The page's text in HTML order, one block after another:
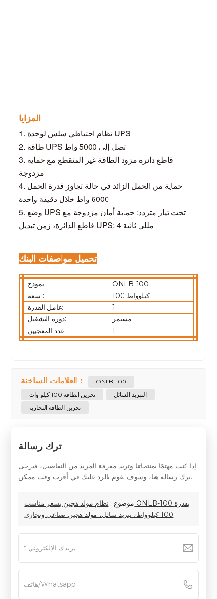
المزايا
1. نظام احتياطي سلس لوحدة UPS
2. طاقة UPS تصل إلى 5000 واط
3. قاطع دائرة مزود الطاقة غير المنقطع مع حماية
مزدوجة
4. حماية من الحمل الزائد في حالة تجاوز قدرة الحمل
5000 واط خلال دقيقة واحدة
5. وضع UPS تحت تيار متردد: حماية أمان مزدوجة مع
قاطع الدائرة، زمن تبديل UPS: 4 مللي ثانية
تحميل مواصفات البنك
نموذج:
ONLB-100
سعة :
100 كيلوواط
عامل القدرة:
1
دورة التشغيل:
مستمر
عدد المعجبين:
1
العلامات الساخنة :
ONLB-100
تخزين الطاقة 100 كيلو وات
التبريد السائل
تخزين الطاقة التجارية
ترك رسالة
إذا كنت مهتمًا بمنتجاتنا وتريد معرفة المزيد من التفاصيل، فيرجى
ترك رسالة هنا، وسوف نقوم بالرد عليك في أقرب وقت ممكن.
موضوع : نظام مولد هجين بسعر مناسب ONLB-100 بقدرة
100 كيلوواط، تبريد سائل، مولد هجين صناعي وتجاري